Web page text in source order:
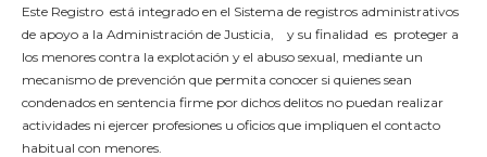
Este Registro está integrado en el Sistema de registros administrativos
de apoyo a la Administración de Justicia, y su finalidad es proteger a
los menores contra la explotación y el abuso sexual, mediante un
mecanismo de prevención que permita conocer si quienes sean
condenados en sentencia firme por dichos delitos no puedan realizar
actividades ni ejercer profesiones u oficios que impliquen el contacto
habitual con menores.